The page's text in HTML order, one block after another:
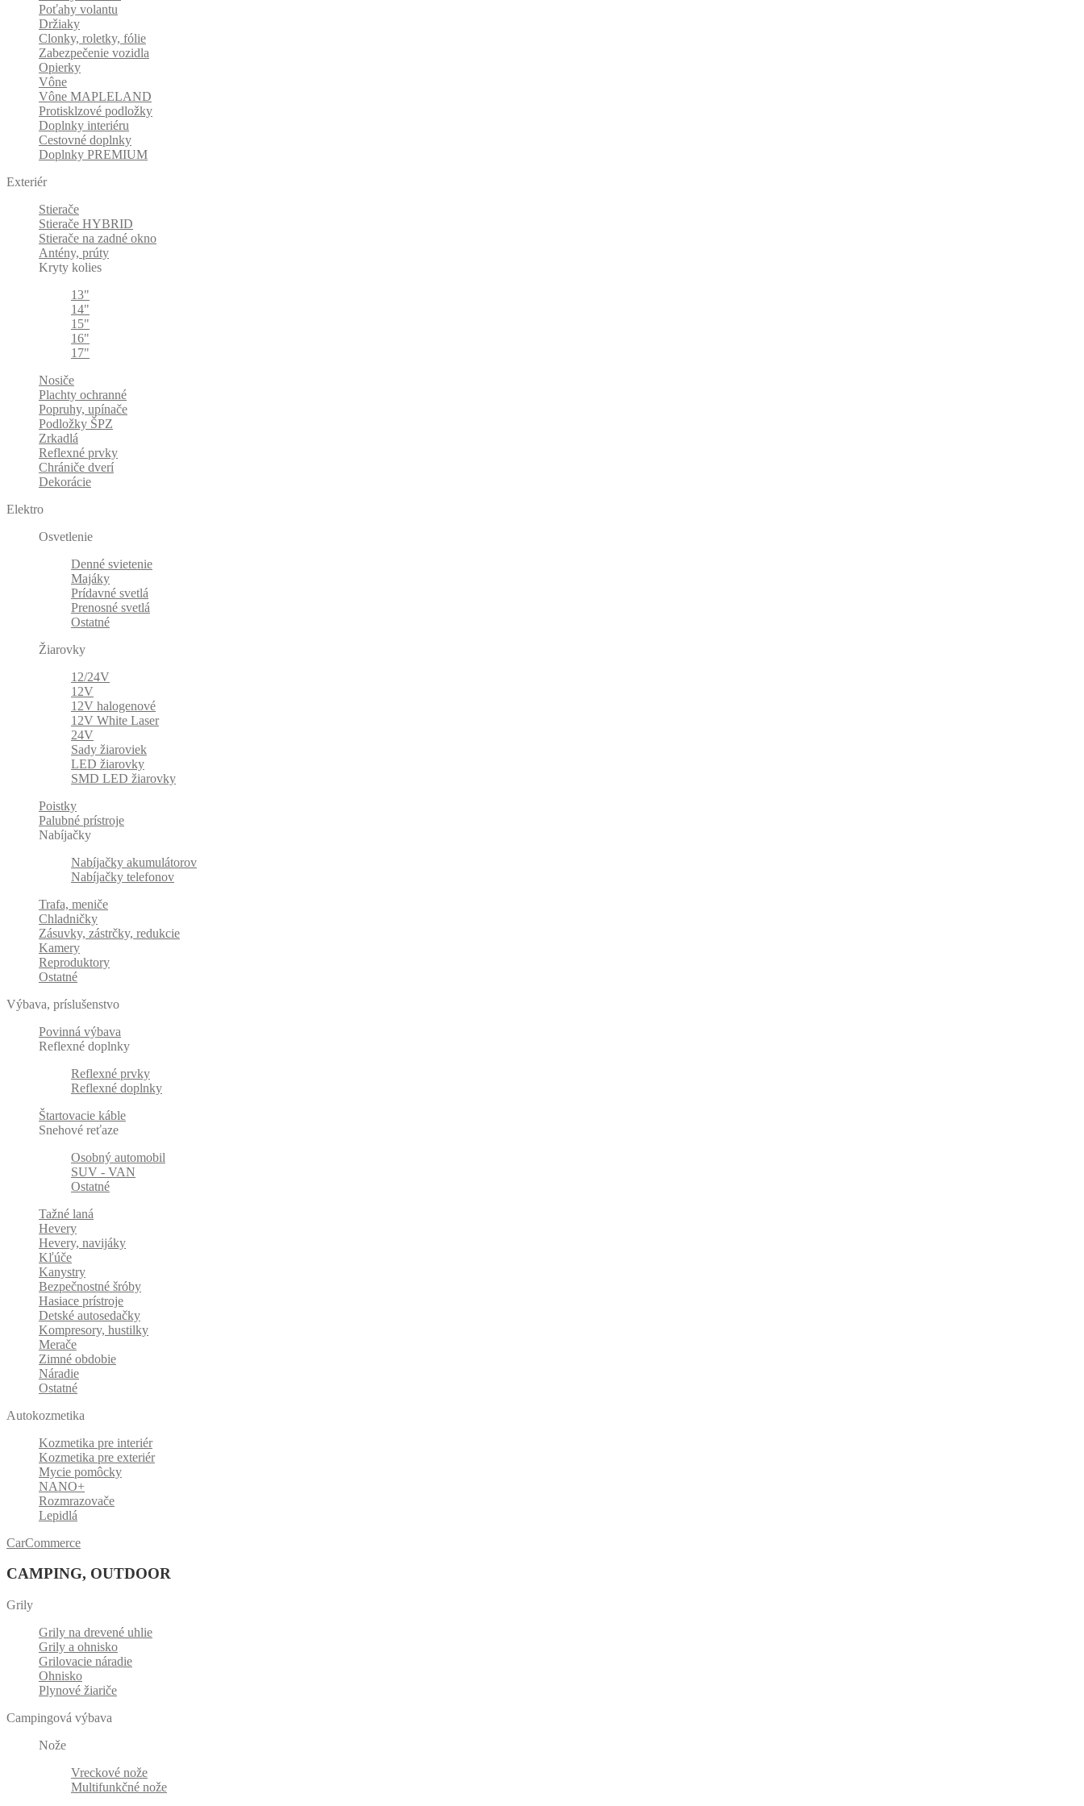
Poťahy volantu
Držiaky
Clonky, roletky, fólie
Zabezpečenie vozidla
Opierky
Vône
Vône MAPLELAND
Protisklzové podložky
Doplnky interiéru
Cestovné doplnky
Doplnky PREMIUM
Exteriér
Stierače
Stierače HYBRID
Stierače na zadné okno
Antény, prúty
Kryty kolies
13"
14"
15"
16"
17"
Nosiče
Plachty ochranné
Popruhy, upínače
Podložky ŠPZ
Zrkadlá
Reflexné prvky
Chrániče dverí
Dekorácie
Elektro
Osvetlenie
Denné svietenie
Majáky
Prídavné svetlá
Prenosné svetlá
Ostatné
Žiarovky
12/24V
12V
12V halogenové
12V White Laser
24V
Sady žiaroviek
LED žiarovky
SMD LED žiarovky
Poistky
Palubné prístroje
Nabíjačky
Nabíjačky akumulátorov
Nabíjačky telefonov
Trafa, meniče
Chladničky
Zásuvky, zástrčky, redukcie
Kamery
Reproduktory
Ostatné
Výbava, príslušenstvo
Povinná výbava
Reflexné doplnky
Reflexné prvky
Reflexné doplnky
Štartovacie káble
Snehové reťaze
Osobný automobil
SUV - VAN
Ostatné
Tažné laná
Hevery
Hevery, navijáky
Kľúče
Kanystry
Bezpečnostné šróby
Hasiace prístroje
Detské autosedačky
Kompresory, hustilky
Merače
Zimné obdobie
Náradie
Ostatné
Autokozmetika
Kozmetika pre interiér
Kozmetika pre exteriér
Mycie pomôcky
NANO+
Rozmrazovače
Lepidlá
CarCommerce
CAMPING, OUTDOOR
Grily
Grily na drevené uhlie
Grily a ohnisko
Grilovacie náradie
Ohnisko
Plynové žiariče
Campingová výbava
Nože
Vreckové nože
Multifunkčné nože